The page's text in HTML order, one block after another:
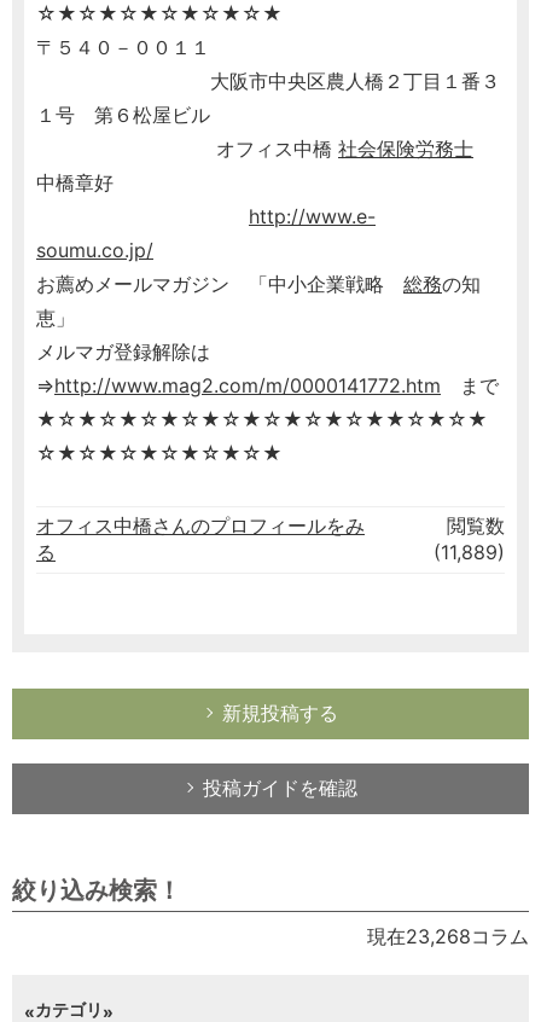
☆★☆★☆★☆★☆★☆★
〒５４０－００１１
大阪市中央区農人橋２丁目１番３
１号 第６松屋ビル
オフィス中橋 社会保険労務士
中橋章好
http://www.e-
soumu.co.jp/
お薦めメールマガジン 「中小企業戦略 総務の知
恵」
メルマガ登録解除は
⇒http://www.mag2.com/m/0000141772.htm まで
★☆★☆★☆★☆★☆★☆★☆★☆★★☆★☆★
☆★☆★☆★☆★☆★☆★
オフィス中橋さんのプロフィールをみ
る
閲覧数
(11,889)
新規投稿する
投稿ガイドを確認
絞り込み検索！
現在23,268コラム
カテゴリ